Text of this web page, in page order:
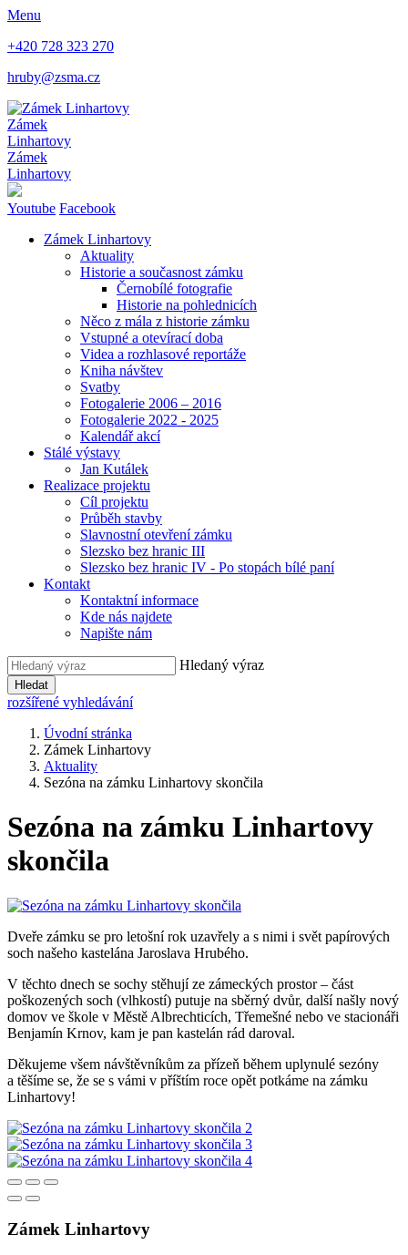
Menu
+420 728 323 270
hruby@zsma.cz
Zámek
Linhartovy
Zámek
Linhartovy
Youtube Facebook
Zámek Linhartovy
Aktuality
Historie a současnost zámku
Černobílé fotografie
Historie na pohlednicích
Něco z mála z historie zámku
Vstupné a otevírací doba
Videa a rozhlasové reportáže
Kniha návštev
Svatby
Fotogalerie 2006 – 2016
Fotogalerie 2022 - 2025
Kalendář akcí
Stálé výstavy
Jan Kutálek
Realizace projektu
Cíl projektu
Průběh stavby
Slavnostní otevření zámku
Slezsko bez hranic III
Slezsko bez hranic IV - Po stopách bílé paní
Kontakt
Kontaktní informace
Kde nás najdete
Napište nám
Hledaný výraz
Hledat
rozšířené vyhledávání
Úvodní stránka
Zámek Linhartovy
Aktuality
Sezóna na zámku Linhartovy skončila
Sezóna na zámku Linhartovy
skončila
Dveře zámku se pro letošní rok uzavřely a s nimi i svět papírových
soch našeho kastelána Jaroslava Hrubého.
V těchto dnech se sochy stěhují ze zámeckých prostor – část
poškozených soch (vlhkostí) putuje na sběrný dvůr, další našly nový
domov ve škole v Městě Albrechticích, Třemešné nebo ve stacionáři
Benjamín Krnov, kam je pan kastelán rád daroval.
Děkujeme všem návštěvníkům za přízeň během uplynulé sezóny
a těšíme se, že se s vámi v příštím roce opět potkáme na zámku
Linhartovy!
Zámek Linhartovy